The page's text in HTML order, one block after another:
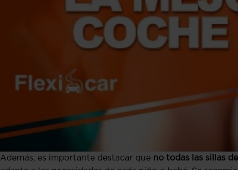
Además, es importante destacar que no todas las sillas